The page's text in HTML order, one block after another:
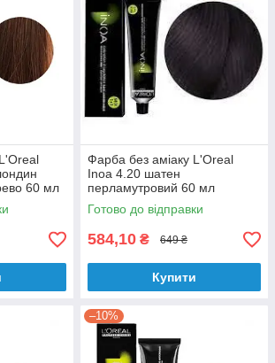
60 мл
Фарба без аміаку L'Oreal
Inoa 4.20 шатен
перламутровий 60 мл
Готово до відправки
584,10 ₴ 649 ₴
Купити
–10%